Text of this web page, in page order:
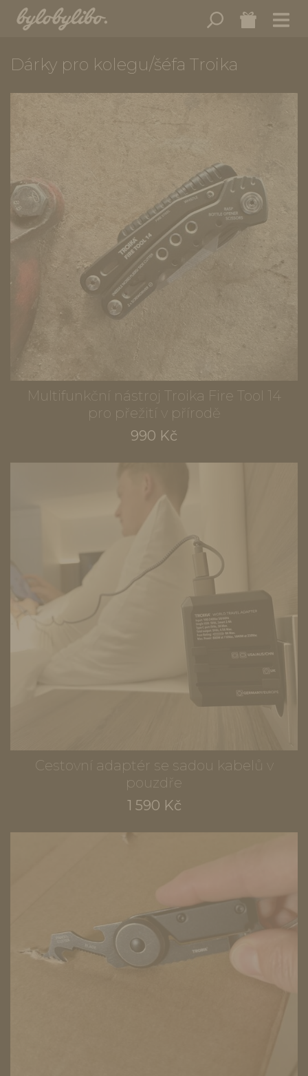
Dárky pro kolegu/šéfa Troika
Multifunkční nástroj Troika Fire Tool 14
pro přežití v přírodě
990 Kč
Cestovní adaptér se sadou kabelů v
pouzdře
1 590 Kč